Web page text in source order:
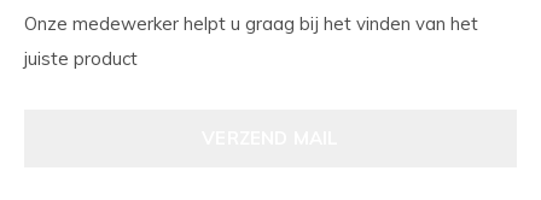
Onze medewerker helpt u graag bij het vinden van het
juiste product